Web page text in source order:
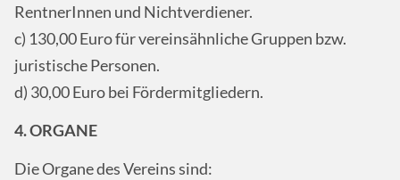
RentnerInnen und Nichtverdiener.
c) 130,00 Euro für vereinsähnliche Gruppen bzw.
juristische Personen.
d) 30,00 Euro bei Fördermitgliedern.
4. ORGANE
Die Organe des Vereins sind: